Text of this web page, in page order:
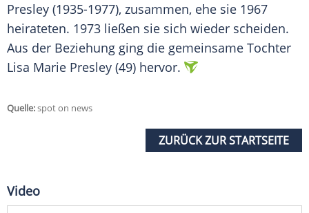
Presley (1935-1977), zusammen, ehe sie 1967
heirateten. 1973 ließen sie sich wieder scheiden.
Aus der Beziehung ging die gemeinsame Tochter
Lisa Marie Presley (49) hervor.
Quelle:spot on news
ZURÜCK ZUR STARTSEITE
Video